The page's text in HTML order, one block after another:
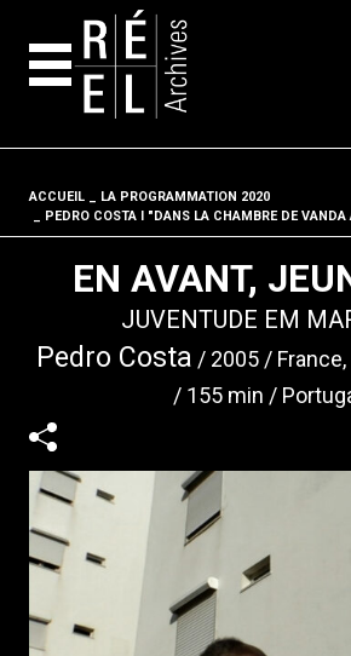
ACCUEIL
LA PROGRAMMATION 2020
PEDRO COSTA I "DANS LA CHAMBRE DE VANDA
EN AVANT,
JUVENTUDE EM
Pedro Costa 2005
155 min